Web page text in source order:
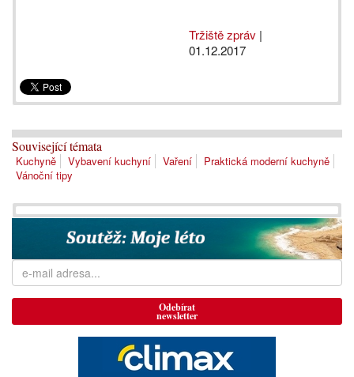
Tržiště zpráv |
01.12.2017
Související témata
Kuchyně Vybavení kuchyní Vaření
Praktická moderní kuchyně
Vánoční tipy
Odebírat
newsletter